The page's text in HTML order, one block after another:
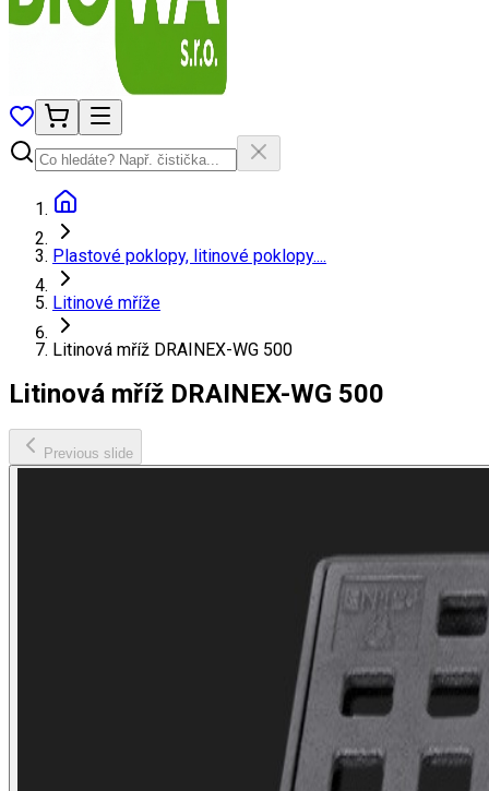
Plastové poklopy, litinové poklopy....
Litinové mříže
Litinová mříž DRAINEX-WG 500
Litinová mříž DRAINEX-WG 500
Previous slide